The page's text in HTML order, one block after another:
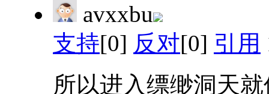
avxxbu
支持[0] 反对[0] 引用
所以进入缥缈洞天